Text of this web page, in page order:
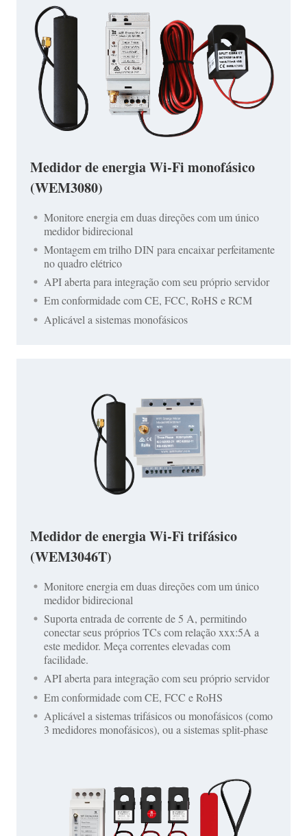
Medidor de energia Wi-Fi monofásico
(WEM3080)
Monitore energia em duas direções com um único
medidor bidirecional
Montagem em trilho DIN para encaixar perfeitamente
no quadro elétrico
API aberta para integração com seu próprio servidor
Em conformidade com CE, FCC, RoHS e RCM
Aplicável a sistemas monofásicos
Medidor de energia Wi-Fi trifásico
(WEM3046T)
Monitore energia em duas direções com um único
medidor bidirecional
Suporta entrada de corrente de 5 A, permitindo
conectar seus próprios TCs com relação xxx:5A a
este medidor. Meça correntes elevadas com
facilidade.
API aberta para integração com seu próprio servidor
Em conformidade com CE, FCC e RoHS
Aplicável a sistemas trifásicos ou monofásicos (como
3 medidores monofásicos), ou a sistemas split-phase